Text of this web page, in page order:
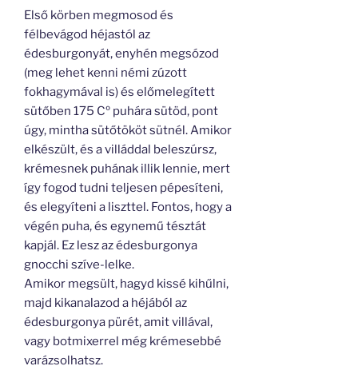
Első körben megmosod és
félbevágod héjastól az
édesburgonyát, enyhén megsózod
(meg lehet kenni némi zúzott
fokhagymával is) és előmelegített
sütőben 175 Cº puhára sütöd, pont
úgy, mintha sütőtököt sütnél. Amikor
elkészült, és a villáddal beleszúrsz,
krémesnek puhának illik lennie, mert
így fogod tudni teljesen pépesíteni,
és elegyíteni a liszttel. Fontos, hogy a
végén puha, és egynemű tésztát
kapjál. Ez lesz az édesburgonya
gnocchi szíve-lelke.
Amikor megsült, hagyd kissé kihűlni,
majd kikanalazod a héjából az
édesburgonya pürét, amit villával,
vagy botmixerrel még krémesebbé
varázsolhatsz.